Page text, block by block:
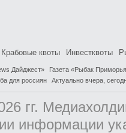
Крабовые квоты Инвестквоты
Дайджест»
Газета «Рыбак
для россиян Актуально вчера,
гг.
информации